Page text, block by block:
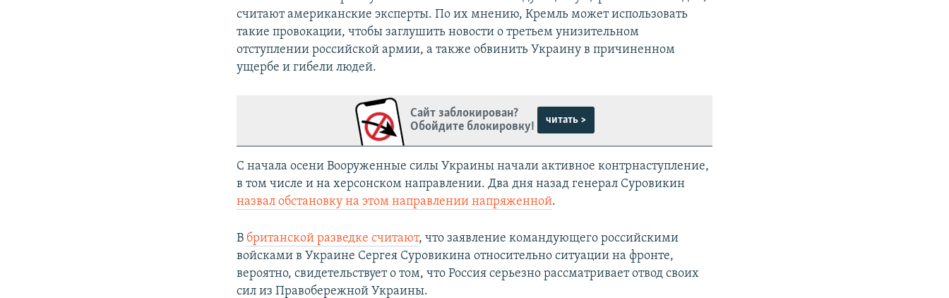
считают американские эксперты. По их мнению, Кремль может использовать
такие провокации, чтобы заглушить новости о третьем унизительном
отступлении российской армии, а также обвинить Украину в причиненном
ущербе и гибели людей.
Сайт заблокирован?
Обойдите блокировку!
читать >
С начала осени Вооруженные силы Украины начали активное контрнаступление,
в том числе и на херсонском направлении. Два дня назад генерал Суровикин
назвал обстановку на этом направлении напряженной.
В британской разведке считают, что заявление командующего российскими
войсками в Украине Сергея Суровикина относительно ситуации на фронте,
вероятно, свидетельствует о том, что Россия серьезно рассматривает отвод своих
сил из Правобережной Украины.